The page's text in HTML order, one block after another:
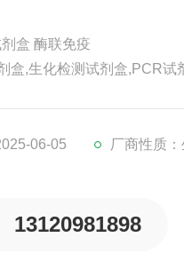
盒 酶联免疫
,生化检测试剂盒,PCR试
06-05 厂商性质
13120981898